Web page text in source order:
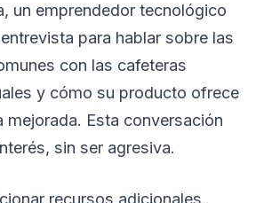
un emprendedor tecnológico
para hablar sobre las
con las cafeteras
y cómo su producto ofrece
mejorada. Esta conversación
sin ser agresiva.
recursos adicionales,